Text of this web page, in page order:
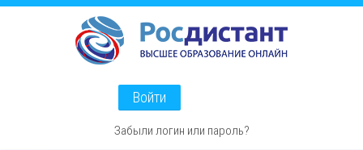
Перейти
Войти
Забыли логин или пароль?